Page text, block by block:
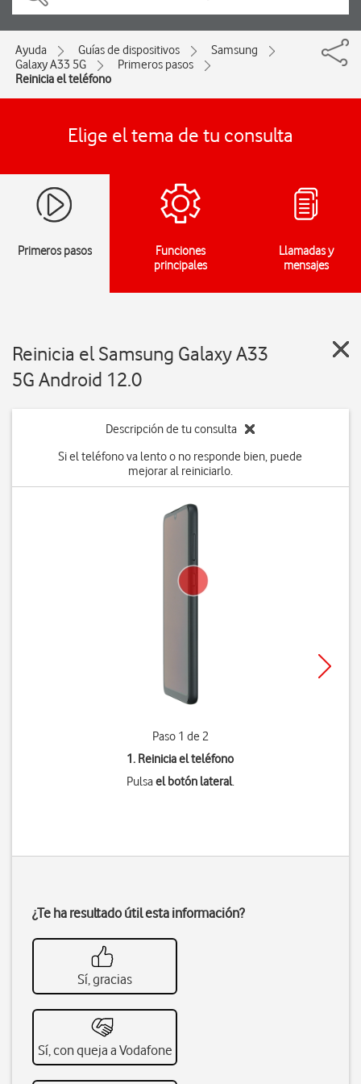
Ayuda Guías de dispositivos
Samsung
Galaxy A33 5G
Primeros pasos
Reinicia el teléfono
Elige el tema de tu consulta
Primeros pasos
Funciones
principales
Llamadas y
mensajes
Reinicia el Samsung Galaxy A33
5G Android 12.0
Descripción de tu consulta
Si el teléfono va lento o no responde bien, puede
mejorar al reiniciarlo.
Paso 1 de 2
1. Reinicia el teléfono
Pulsael botón lateral.
¿Te ha resultado útil esta información?
Sí, gracias
Sí, con queja a Vodafone